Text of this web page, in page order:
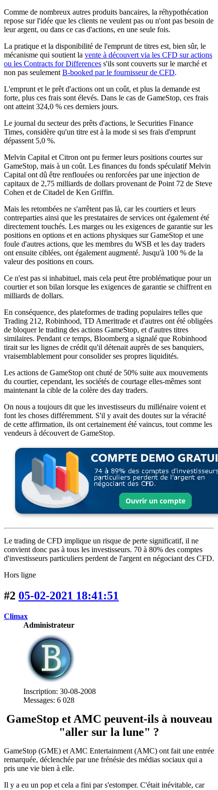
Comme de nombreux autres produits bancaires, la réhypothécation
repose sur l'idée que les clients ne veulent pas ou n'ont pas besoin de
leur argent, ou dans ce cas d'actions, en une seule fois.
La pratique et la disponibilité de l'emprunt de titres est, bien sûr, le
mécanisme qui soutient la vente à découvert via les CFD sur actions
ou les Contracts for Differences s'ils sont couverts sur le marché et
non pas seulement B-booked par le fournisseur de CFD.
L'emprunt et le prêt d'actions ont un coût, et plus la demande est
forte, plus ces frais sont élevés. Dans le cas de GameStop, ces frais
ont atteint 324,0 % ces derniers jours.
Le journal du secteur des prêts d'actions, le Securities Finance
Times, considère qu'un titre est à la mode si ses frais d'emprunt
dépassent 5,0 %.
Melvin Capital et Citron ont pu fermer leurs positions courtes sur
GameStop, mais à un coût. Les finances du fonds spéculatif Melvin
Capital ont dû être renflouées ou renforcées par une injection de
capitaux de 2,75 milliards de dollars provenant de Point 72 de Steve
Cohen et de Citadel de Ken Griffin.
Mais les retombées ne s'arrêtent pas là, car les courtiers et leurs
contreparties ainsi que les prestataires de services ont également été
directement touchés. Les marges ou les exigences de garantie sur les
positions en options et en actions physiques sur GameStop et une
foule d'autres actions, que les membres du WSB et les day traders
ont ensuite ciblées, ont également augmenté. Jusqu'à 100 % de la
valeur des positions en cours.
Ce n'est pas si inhabituel, mais cela peut être problématique pour un
courtier et son bilan lorsque les exigences de garantie se chiffrent en
milliards de dollars.
En conséquence, des plateformes de trading populaires telles que
Trading 212, Robinhood, TD Ameritrade et d'autres ont été obligées
de bloquer le trading des actions GameStop, et d'autres titres
similaires. Pendant ce temps, Bloomberg a signalé que Robinhood
tirait sur les lignes de crédit qu'il détenait auprès de ses banquiers,
vraisemblablement pour consolider ses propres liquidités.
Les actions de GameStop ont chuté de 50% suite aux mouvements
du courtier, cependant, les sociétés de courtage elles-mêmes sont
maintenant la cible de la colère des day traders.
On nous a toujours dit que les investisseurs du millénaire voient et
font les choses différemment. S'il y avait des doutes sur la véracité
de cette affirmation, ils ont certainement été vaincus, tout comme les
vendeurs à découvert de GameStop.
Le trading de CFD implique un risque de perte significatif, il ne
convient donc pas à tous les investisseurs. 70 à 80% des comptes
d'investisseurs particuliers perdent de l'argent en négociant des CFD.
Hors ligne
#2 05-02-2021 18:41:51
Climax
Administrateur
Inscription: 30-08-2008
Messages: 6 028
GameStop et AMC peuvent-ils à nouveau
"aller sur la lune" ?
GameStop (GME) et AMC Entertainment (AMC) ont fait une entrée
remarquée, déclenchée par une frénésie des médias sociaux qui a
pris une vie bien à elle.
Il y a eu un pop et cela a fini par s'estomper. C'était inévitable, car